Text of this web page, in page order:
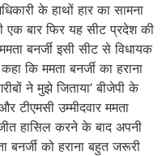
के हाथों हार का सामना
एक बार फिर यह सीट प्रदेश की
बनर्जी इसी सीट से विधायक
कि ममता बनर्जी का हराना
ने मुझे जिताया’ बीजेपी के
टीएमसी उम्मीदवार ममता
हासिल करने के बाद अपनी
बनर्जी को हराना बहुत जरूरी